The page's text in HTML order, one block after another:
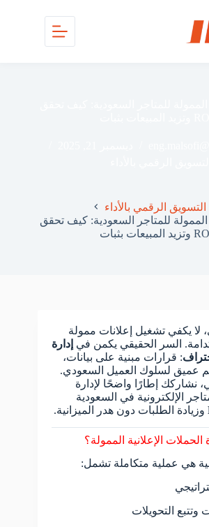
التسويق الرقمي بالأداء
الممولة للمتاجر السعودية: كيف تحقق
يكفي تشغيل إعلانات ممولة
السر الحقيقي يكمن في إدارة
: قرارات مبنية على بيانات،
عميق لسلوك العميل السعودي.
نشاركك إطارًا واضحًا لإدارة
الإلكترونية في السعودية
وزيادة الطلبات دون هدر الميزانية.
الإعلانية الممولة؟
هي عملية متكاملة تشمل:
وتتبع التحويلات